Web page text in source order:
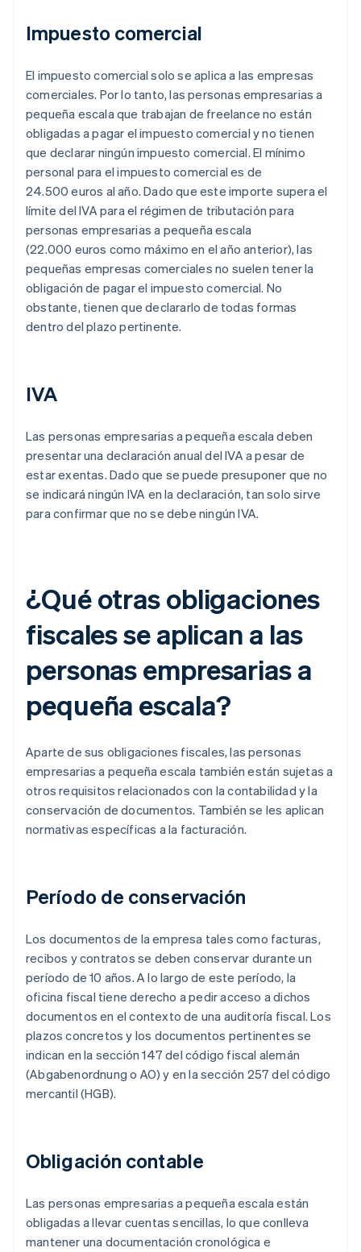
Impuesto comercial
El impuesto comercial solo se aplica a las empresas
comerciales. Por lo tanto, las personas empresarias a
pequeña escala que trabajan de freelance no están
obligadas a pagar el impuesto comercial y no tienen
que declarar ningún impuesto comercial. El mínimo
personal para el impuesto comercial es de
24.500 euros al año. Dado que este importe supera el
límite del IVA para el régimen de tributación para
personas empresarias a pequeña escala
(22.000 euros como máximo en el año anterior), las
pequeñas empresas comerciales no suelen tener la
obligación de pagar el impuesto comercial. No
obstante, tienen que declararlo de todas formas
dentro del plazo pertinente.
IVA
Las personas empresarias a pequeña escala deben
presentar una declaración anual del IVA a pesar de
estar exentas. Dado que se puede presuponer que no
se indicará ningún IVA en la declaración, tan solo sirve
para confirmar que no se debe ningún IVA.
¿Qué otras obligaciones
fiscales se aplican a las
personas empresarias a
pequeña escala?
Aparte de sus obligaciones fiscales, las personas
empresarias a pequeña escala también están sujetas a
otros requisitos relacionados con la contabilidad y la
conservación de documentos. También se les aplican
normativas específicas a la facturación.
Período de conservación
Los documentos de la empresa tales como facturas,
recibos y contratos se deben conservar durante un
período de 10 años. A lo largo de este período, la
oficina fiscal tiene derecho a pedir acceso a dichos
documentos en el contexto de una auditoría fiscal. Los
plazos concretos y los documentos pertinentes se
indican en la sección 147 del código fiscal alemán
(Abgabenordnung o AO) y en la sección 257 del código
mercantil (HGB).
Obligación contable
Las personas empresarias a pequeña escala están
obligadas a llevar cuentas sencillas, lo que conlleva
mantener una documentación cronológica e